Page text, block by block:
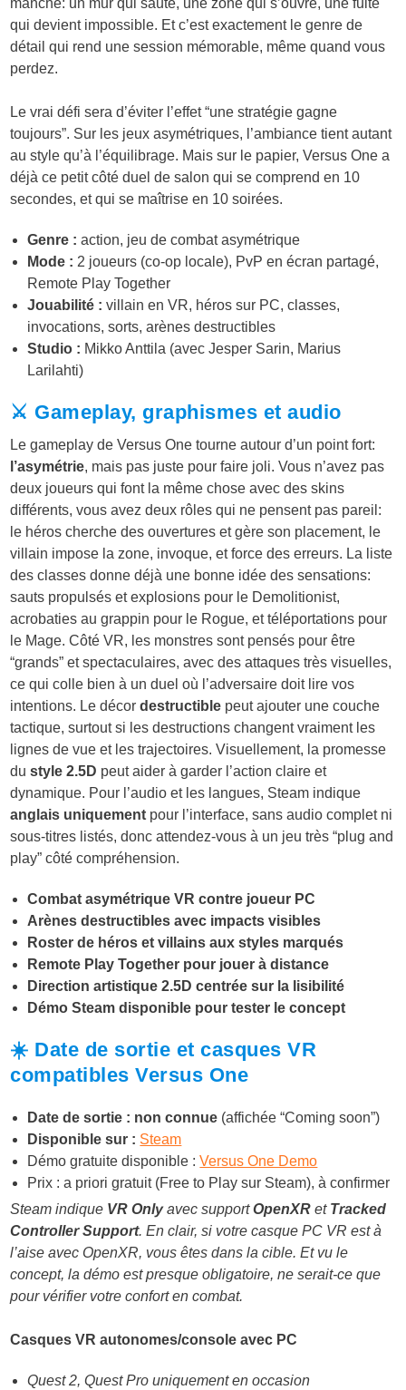
manche: un mur qui saute, une zone qui s’ouvre, une fuite
qui devient impossible. Et c’est exactement le genre de
détail qui rend une session mémorable, même quand vous
perdez.
Le vrai défi sera d’éviter l’effet “une stratégie gagne
toujours”. Sur les jeux asymétriques, l’ambiance tient autant
au style qu’à l’équilibrage. Mais sur le papier, Versus One a
déjà ce petit côté duel de salon qui se comprend en 10
secondes, et qui se maîtrise en 10 soirées.
Genre : action, jeu de combat asymétrique
Mode : 2 joueurs (co-op locale), PvP en écran partagé,
Remote Play Together
Jouabilité : villain en VR, héros sur PC, classes,
invocations, sorts, arènes destructibles
Studio : Mikko Anttila (avec Jesper Sarin, Marius
Larilahti)
⚔️ Gameplay, graphismes et audio
Le gameplay de Versus One tourne autour d’un point fort:
l’asymétrie, mais pas juste pour faire joli. Vous n’avez pas
deux joueurs qui font la même chose avec des skins
différents, vous avez deux rôles qui ne pensent pas pareil:
le héros cherche des ouvertures et gère son placement, le
villain impose la zone, invoque, et force des erreurs. La liste
des classes donne déjà une bonne idée des sensations:
sauts propulsés et explosions pour le Demolitionist,
acrobaties au grappin pour le Rogue, et téléportations pour
le Mage. Côté VR, les monstres sont pensés pour être
“grands” et spectaculaires, avec des attaques très visuelles,
ce qui colle bien à un duel où l’adversaire doit lire vos
intentions. Le décordestructible peut ajouter une couche
tactique, surtout si les destructions changent vraiment les
lignes de vue et les trajectoires. Visuellement, la promesse
dustyle 2.5D peut aider à garder l’action claire et
dynamique. Pour l’audio et les langues, Steam indique
anglais uniquement pour l’interface, sans audio complet ni
sous-titres listés, donc attendez-vous à un jeu très “plug and
play” côté compréhension.
Combat asymétrique VR contre joueur PC
Arènes destructibles avec impacts visibles
Roster de héros et villains aux styles marqués
Remote Play Together pour jouer à distance
Direction artistique 2.5D centrée sur la lisibilité
Démo Steam disponible pour tester le concept
☀️ Date de sortie et casques VR
compatibles Versus One
Date de sortie : non connue (affichée “Coming soon”)
Disponible sur : Steam
Démo gratuite disponible :Versus One Demo
Prix : a priori gratuit (Free to Play sur Steam), à confirmer
Steam indique VR Onlyavec supportOpenXR et Tracked
Controller Support. En clair, si votre casque PC VR est à
l’aise avec OpenXR, vous êtes dans la cible. Et vu le
concept, la démo est presque obligatoire, ne serait-ce que
pour vérifier votre confort en combat.
Casques VR autonomes/console avec PC
Quest 2, Quest Pro uniquement en occasion